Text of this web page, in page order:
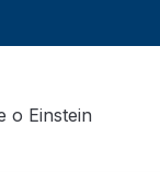
o Einstein